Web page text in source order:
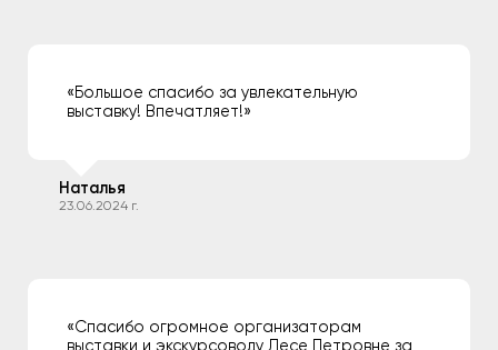
«Большое спасибо за увлекательную
выставку! Впечатляет!»
Наталья
23.06.2024 г.
«Спасибо огромное организаторам
выставки и экскурсоводу Лесе Петровне за